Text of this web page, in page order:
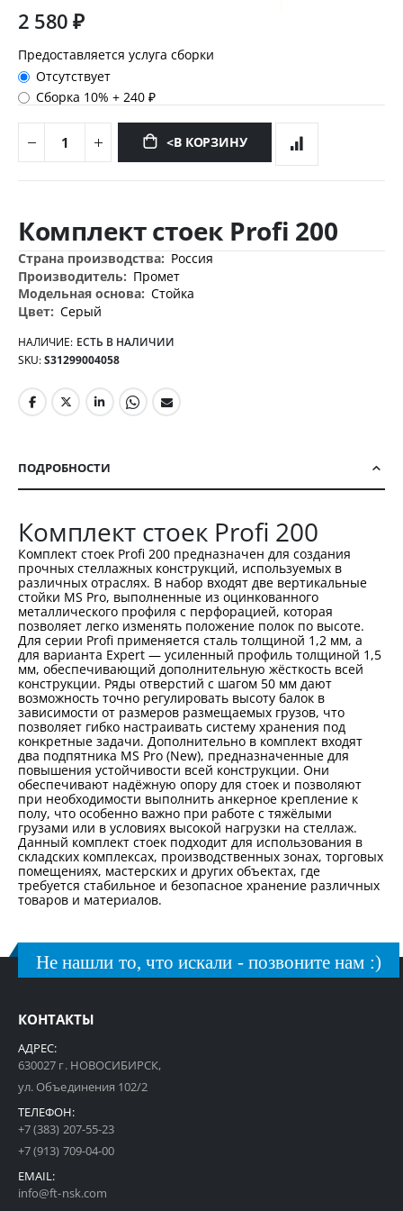
2 580 ₽
Предоставляется услуга сборки
Отсутствует
Сборка 10%+240 ₽
<В КОРЗИНУ
к
началу
галереи
изображений
Комплект стоек Profi 200
Дополнительная
информация
Россия
Промет
Стойка
Серый
НАЛИЧИЕ: ЕСТЬ В НАЛИЧИИ
SKU S31299004058
ПОДРОБНОСТИ
Комплект стоек Profi 200
Комплект стоек Profi 200 предназначен для создания
прочных стеллажных конструкций, используемых в
различных отраслях. В набор входят две вертикальные
стойки MS Pro, выполненные из оцинкованного
металлического профиля с перфорацией, которая
позволяет легко изменять положение полок по высоте.
Для серии Profi применяется сталь толщиной 1,2 мм, а
для варианта Expert — усиленный профиль толщиной 1,5
мм, обеспечивающий дополнительную жёсткость всей
конструкции. Ряды отверстий с шагом 50 мм дают
возможность точно регулировать высоту балок в
зависимости от размеров размещаемых грузов, что
позволяет гибко настраивать систему хранения под
конкретные задачи. Дополнительно в комплект входят
два подпятника MS Pro (New), предназначенные для
повышения устойчивости всей конструкции. Они
обеспечивают надёжную опору для стоек и позволяют
при необходимости выполнить анкерное крепление к
полу, что особенно важно при работе с тяжёлыми
грузами или в условиях высокой нагрузки на стеллаж.
Данный комплект стоек подходит для использования в
складских комплексах, производственных зонах, торговых
помещениях, мастерских и других объектах, где
требуется стабильное и безопасное хранение различных
товаров и материалов.
Не нашли то, что искали - позвоните нам :)
КОНТАКТЫ
АДРЕС:
630027 г. НОВОСИБИРСК,
ул. Объединения 102/2
ТЕЛЕФОН:
+7 (383) 207-55-23
+7 (913) 709-04-00
EMAIL:
info@ft-nsk.com